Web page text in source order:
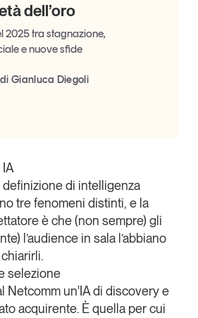
dell’oro
2025 tra stagnazione,
e nuove sfide
di Gianluca Diegoli
di intelligenza
tre fenomeni distinti, e la
è che (non sempre) gli
l’audience in sala l’abbiano
selezione
Netcomm un'IA di discovery e
acquirente. È quella per cui